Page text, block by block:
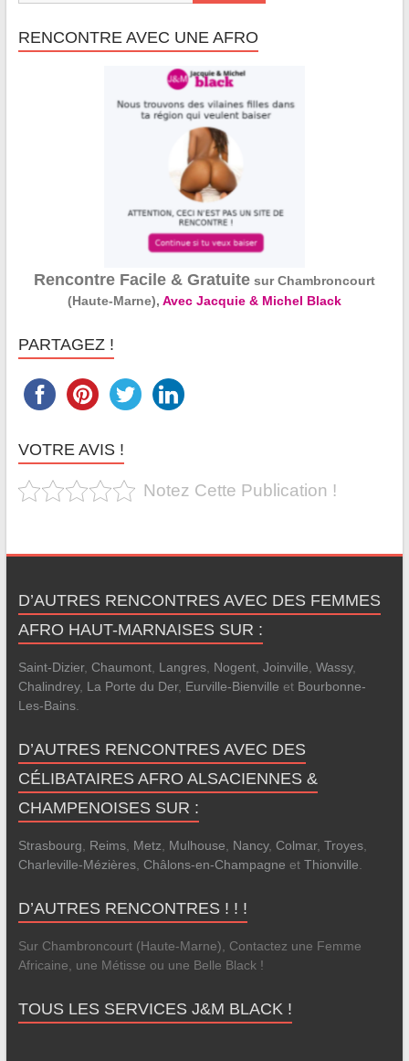
RENCONTRE AVEC UNE AFRO
Rencontre Facile & Gratuitesur Chambroncourt
(Haute-Marne), Avec Jacquie & Michel Black
PARTAGEZ !
VOTRE AVIS !
Notez Cette Publication !
D’AUTRES RENCONTRES AVEC DES FEMMES
AFRO HAUT-MARNAISES SUR :
Saint-Dizier, Chaumont, Langres, Nogent, Joinville Wassy,
Chalindrey, La Porte du Der, Eurville-Bienville et Bourbonne-
Les-Bains.
D’AUTRES RENCONTRES AVEC DES
CÉLIBATAIRES AFRO ALSACIENNES &
CHAMPENOISES SUR :
Strasbourg Reims, Metz Mulhouse Nancy, Colmar, Troyes,
Charleville-Mézières, Châlons-en-Champagne et Thionville
D’AUTRES RENCONTRES ! ! !
Sur Chambroncourt (Haute-Marne), Contactez une Femme
Africaine, une Métisse ou une Belle Black !
TOUS LES SERVICES J&M BLACK !